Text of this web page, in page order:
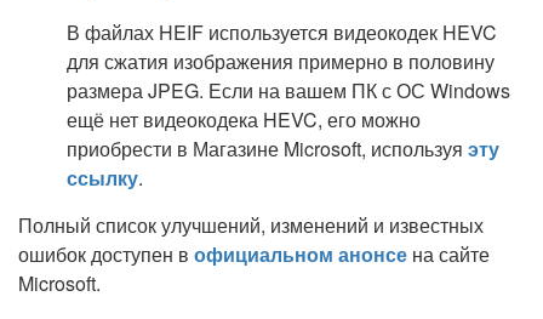
В файлах HEIF используется видеокодек HEVC
для сжатия изображения примерно в половину
размера JPEG. Если на вашем ПК с ОС Windows
ещё нет видеокодека HEVC, его можно
приобрести в Магазине Microsoft, используя эту
ссылку.
Полный список улучшений, изменений и известных
ошибок доступен в официальном анонсе на сайте
Microsoft.